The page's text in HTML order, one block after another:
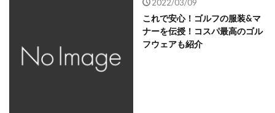
2022/03/09
これで安心！ゴルフの服装&マ
ナーを伝授！コスパ最高のゴル
フウェアも紹介